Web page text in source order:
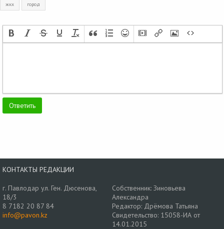
жкх город
КОНТАКТЫ РЕДАКЦИИ
г. Павлодар ул. Ген. Дюсенова,
18/3
8 7182 20 87 84
info@pavon.kz
Собственник: Зиновьева
Александра
Редактор: Дрёмова Татьяна
Свидетельство: 15058-ИА от
14.01.2015